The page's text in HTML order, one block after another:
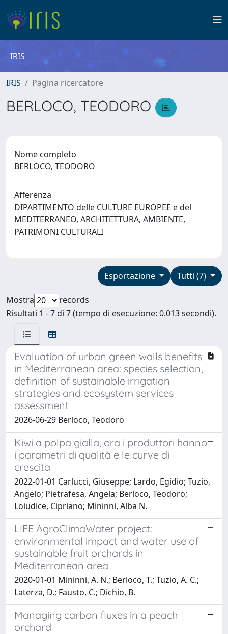
IRIS
IRIS Pagina ricercatore
BERLOCO, TEODORO
Nome completo
BERLOCO, TEODORO
Afferenza
DIPARTIMENTO delle CULTURE EUROPEE e del
MEDITERRANEO, ARCHITETTURA, AMBIENTE,
PATRIMONI CULTURALI
Tutti (7)
Esportazione
Mostra
records
Risultati 1 - 7 di 7 (tempo di esecuzione: 0.013 secondi).
Evaluation of urban green walls benefits
in Mediterranean area: species selection,
definition of sustainable irrigation
strategies and ecosystem services
assessment
2026-06-29 Berloco, Teodoro
Kiwi a polpa gialla, ora i produttori hanno
i parametri di qualità e le curve di
crescita
2022-01-01 Carlucci, Giuseppe; Lardo, Egidio; Tuzio,
Angelo; Pietrafesa, Angela; Berloco, Teodoro;
Loiudice, Cipriano; Mininni, Alba N.
LIFE AgroClimaWater project:
environmental impact and water use of
sustainable fruit orchards in
Mediterranean area
2020-01-01 Mininni, A. N.; Berloco, T.; Tuzio, A. C.;
Laterza, D.; Fausto, C.; Dichio, B.
Managing carbon fluxes in a peach
orchard